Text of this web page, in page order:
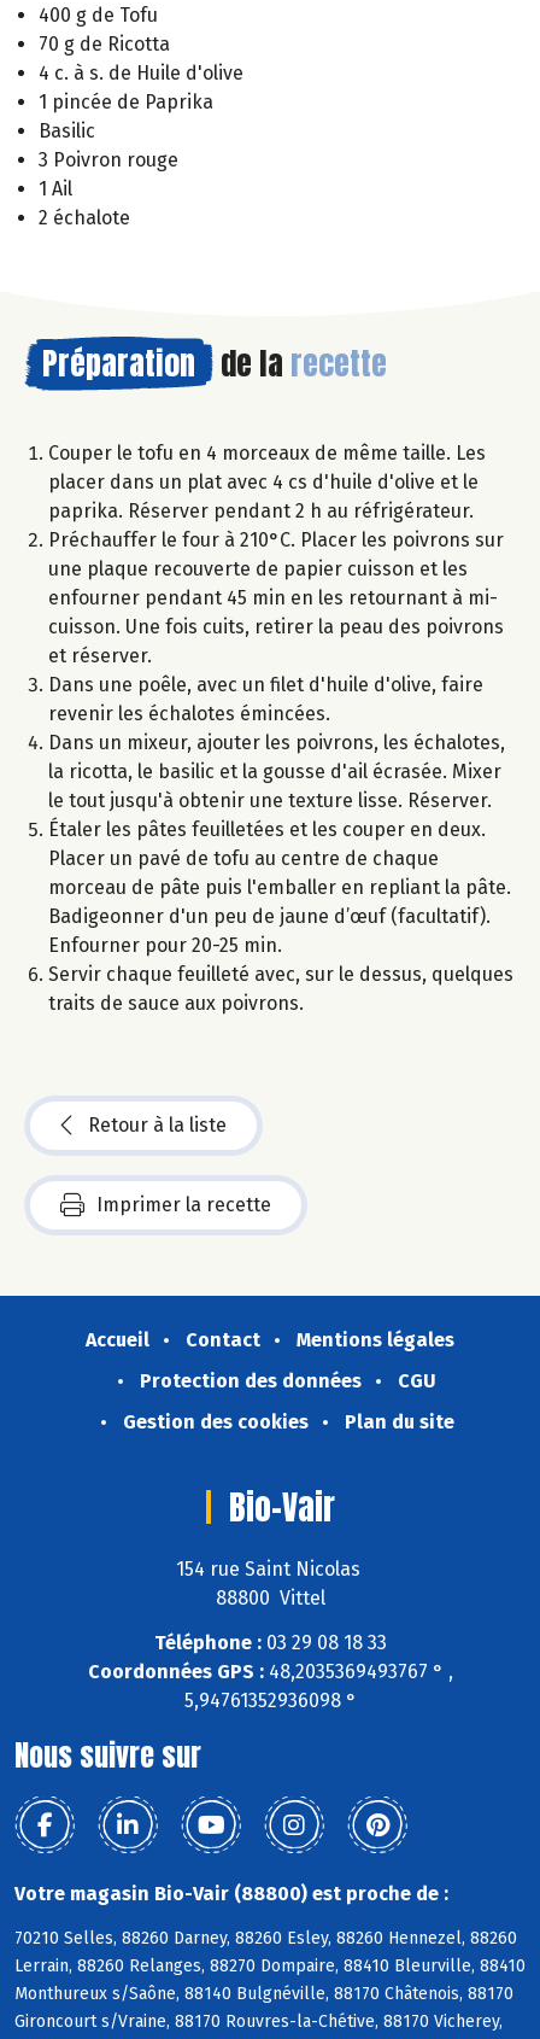
400 g de Tofu
70 g de Ricotta
4 c. à s. de Huile d'olive
1 pincée de Paprika
Basilic
3 Poivron rouge
1 Ail
2 échalote
Préparation de la recette
Couper le tofu en 4 morceaux de même taille. Les
placer dans un plat avec 4 cs d'huile d'olive et le
paprika. Réserver pendant 2 h au réfrigérateur.
Préchauffer le four à 210°C. Placer les poivrons sur
une plaque recouverte de papier cuisson et les
enfourner pendant 45 min en les retournant à mi-
cuisson. Une fois cuits, retirer la peau des poivrons
et réserver.
Dans une poêle, avec un filet d'huile d'olive, faire
revenir les échalotes émincées.
Dans un mixeur, ajouter les poivrons, les échalotes,
la ricotta, le basilic et la gousse d'ail écrasée. Mixer
le tout jusqu'à obtenir une texture lisse. Réserver.
Étaler les pâtes feuilletées et les couper en deux.
Placer un pavé de tofu au centre de chaque
morceau de pâte puis l'emballer en repliant la pâte.
Badigeonner d'un peu de jaune d’œuf (facultatif).
Enfourner pour 20-25 min.
Servir chaque feuilleté avec, sur le dessus, quelques
traits de sauce aux poivrons.
Retour à la liste
Imprimer la recette
Accueil Contact
Mentions légales
Protection des données
CGU
Gestion des cookies
Plan du site
Bio-Vair
154 rue Saint Nicolas
88800 Vittel
Téléphone :03 29 08 18 33
Coordonnées GPS :48,2035369493767 ° ,
5,94761352936098 °
Nous suivre sur
Votre magasin Bio-Vair (88800) est proche de :
70210 Selles, 88260 Darney, 88260 Esley, 88260 Hennezel, 88260
Lerrain, 88260 Relanges, 88270 Dompaire, 88410 Bleurville, 88410
Monthureux s/Saône, 88140 Bulgnéville, 88170 Châtenois, 88170
Gironcourt s/Vraine, 88170 Rouvres-la-Chétive, 88170 Vicherey,